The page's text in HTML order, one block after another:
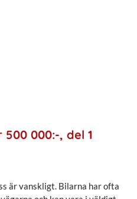
000:-, del 1
är vanskligt. Bilarna har ofta